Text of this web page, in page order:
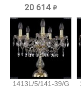
20 614 ₽
1413L/5/141-39/G